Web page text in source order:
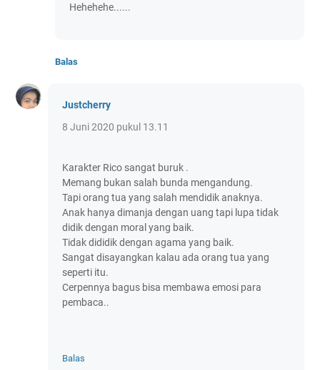
Hehehehe......
Balas
Justcherry
8 Juni 2020 pukul 13.11
Karakter Rico sangat buruk .
Memang bukan salah bunda mengandung.
Tapi orang tua yang salah mendidik anaknya.
Anak hanya dimanja dengan uang tapi lupa tidak
didik dengan moral yang baik.
Tidak dididik dengan agama yang baik.
Sangat disayangkan kalau ada orang tua yang
seperti itu.
Cerpennya bagus bisa membawa emosi para
pembaca..
Balas